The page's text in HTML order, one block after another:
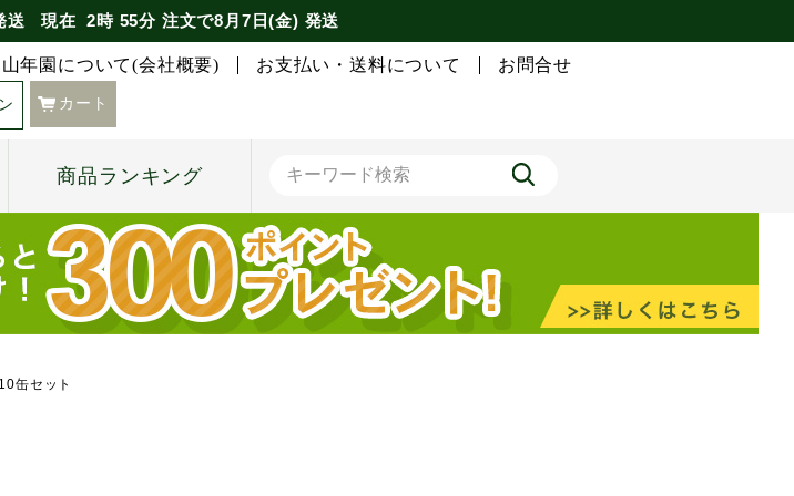
送 現在 2時 55分注文で8月7日(金) 発送
山年園について(会社概要) お支払い・送料について お問合せ
カート
商品ランキング
缶セット